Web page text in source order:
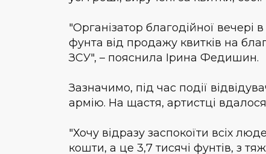
"Організатор благодійної
фунта від продажу квитків на
ЗСУ", – пояснила Ірина Федишин.
Зазначимо, під час події
армію. На щастя, артистці
"Хочу відразу заспокоїти всіх
кошти, а це 3,7 тисячі фунтів, з